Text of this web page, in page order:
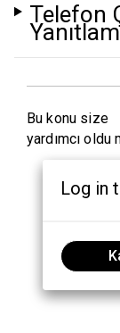
Telefon
Bu konu size
yardımcı oldu
Log in